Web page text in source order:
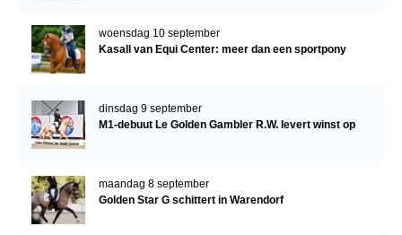
woensdag 10 september
Kasall van Equi Center: meer dan een sportpony
dinsdag 9 september
M1-debuut Le Golden Gambler R.W. levert winst op
maandag 8 september
Golden Star G schittert in Warendorf